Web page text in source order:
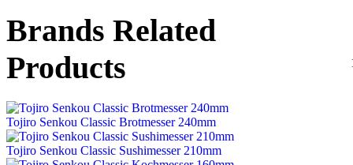
Brands Related
Products
Tojiro Senkou Classic Brotmesser 240mm
Tojiro Senkou Classic Sushimesser 210mm